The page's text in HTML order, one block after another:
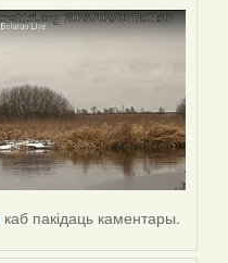
каб пакідаць каментары.